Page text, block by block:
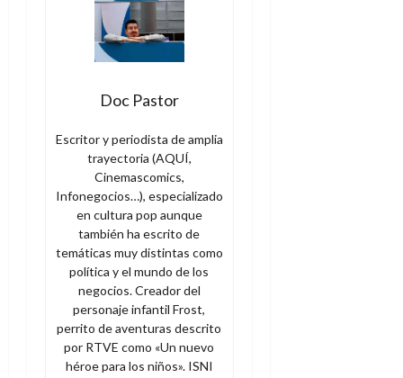
Doc Pastor
Escritor y periodista de amplia
trayectoria (AQUÍ,
Cinemascomics,
Infonegocios…), especializado
en cultura pop aunque
también ha escrito de
temáticas muy distintas como
política y el mundo de los
negocios. Creador del
personaje infantil Frost,
perrito de aventuras descrito
por RTVE como «Un nuevo
héroe para los niños». ISNI